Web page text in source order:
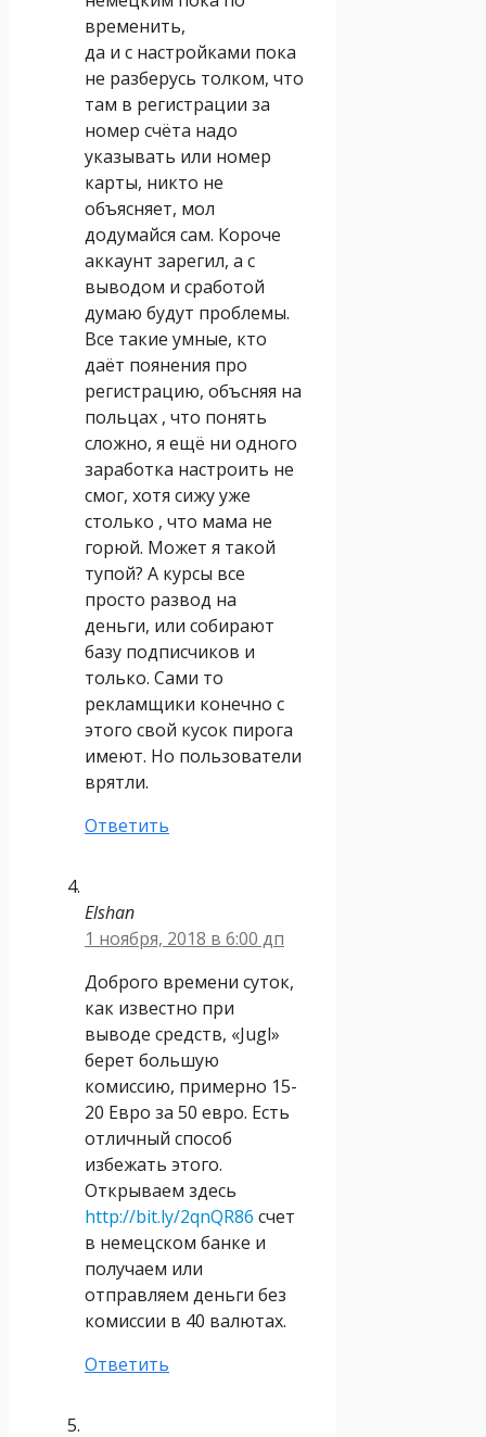
временить,
да и с настройками пока
не разберусь толком, что
там в регистрации за
номер счёта надо
указывать или номер
карты, никто не
объясняет, мол
додумайся сам. Короче
аккаунт зарегил, а с
выводом и сработой
думаю будут проблемы.
Все такие умные, кто
даёт поянения про
регистрацию, объсняя на
польцах , что понять
сложно, я ещё ни одного
заработка настроить не
смог, хотя сижу уже
столько , что мама не
горюй. Может я такой
тупой? А курсы все
просто развод на
деньги, или собирают
базу подписчиков и
только. Сами то
рекламщики конечно с
этого свой кусок пирога
имеют. Но пользователи
врятли.
Ответить
Elshan
1 ноября, 2018 в 6:00 дп
Доброго времени суток,
как известно при
выводе средств, «Jugl»
берет большую
комиссию, примерно 15-
20 Евро за 50 евро. Есть
отличный способ
избежать этого.
Открываем здесь
http://bit.ly/2qnQR86 счет
в немецском банке и
получаем или
отправляем деньги без
комиссии в 40 валютах.
Ответить